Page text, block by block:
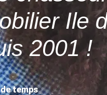
Ile
2001 !
temps